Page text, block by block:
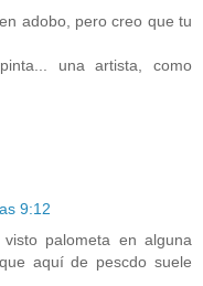
adobo, pero creo que tu
una artista, como
9:12
palometa en alguna
aquí de pescdo suele